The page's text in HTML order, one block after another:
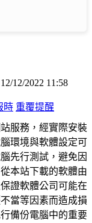
12/2022 11:58
時 重覆提醒
服務，經實際安裝
環境與軟體設定可
先行測試，避免因
本站下載的軟體由
證軟體公司可能在
當等因素而造成損
備份電腦中的重要